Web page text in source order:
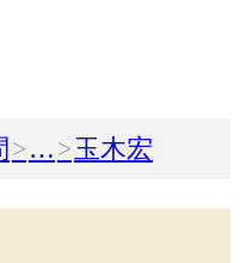
… 玉木宏